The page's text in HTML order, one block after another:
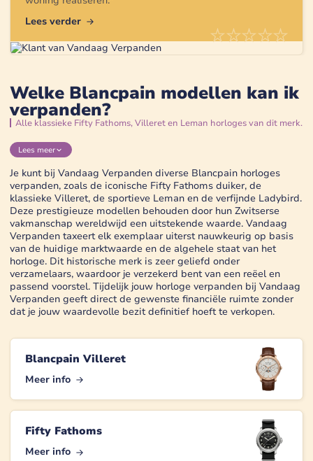
Lees verder
Welke Blancpain modellen kan ik
verpanden?
Alle klassieke Fifty Fathoms, Villeret en Leman horloges van dit merk.
Lees meer
Je kunt bij Vandaag Verpanden diverse Blancpain horloges
verpanden, zoals de iconische Fifty Fathoms duiker, de
klassieke Villeret, de sportieve Leman en de verfijnde Ladybird.
Deze prestigieuze modellen behouden door hun Zwitserse
vakmanschap wereldwijd een uitstekende waarde. Vandaag
Verpanden taxeert elk exemplaar uiterst nauwkeurig op basis
van de huidige marktwaarde en de algehele staat van het
horloge. Dit historische merk is zeer geliefd onder
verzamelaars, waardoor je verzekerd bent van een reëel en
passend voorstel. Tijdelijk jouw horloge verpanden bij Vandaag
Verpanden geeft direct de gewenste financiële ruimte zonder
dat je jouw waardevolle bezit definitief hoeft te verkopen.
Blancpain Villeret
Meer info
Fifty Fathoms
Meer info